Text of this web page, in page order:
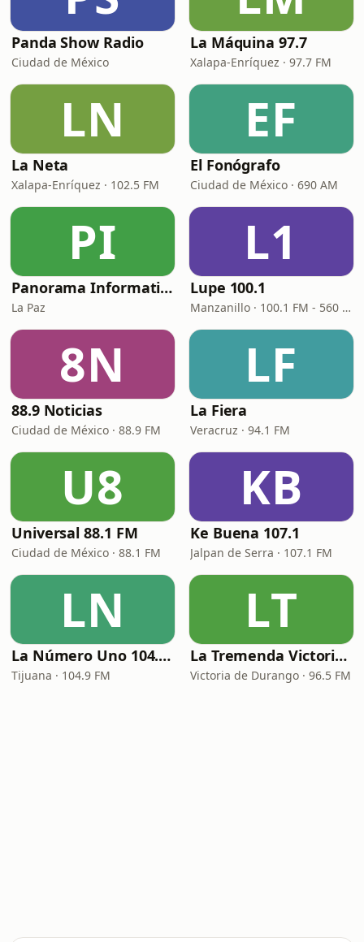
Panda Show Radio
Ciudad de México
La Máquina 97.7
Xalapa-Enríquez · 97.7 FM
LN
La Neta
Xalapa-Enríquez · 102.5 FM
EF
El Fonógrafo
Ciudad de México · 690 AM
PI
Panorama Informativo
La Paz
L1
Lupe 100.1
Manzanillo · 100.1 FM - 560 AM
8N
88.9 Noticias
Ciudad de México · 88.9 FM
LF
La Fiera
Veracruz · 94.1 FM
U8
Universal 88.1 FM
Ciudad de México · 88.1 FM
KB
Ke Buena 107.1
Jalpan de Serra · 107.1 FM
LN
La Número Uno 104.9 FM
Tijuana · 104.9 FM
LT
La Tremenda Victoria de Durango
Victoria de Durango · 96.5 FM